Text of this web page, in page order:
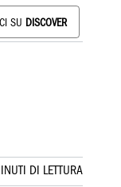
SU DISCOVER
DI LETTURA